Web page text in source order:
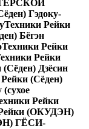
Гэдоку-
Техники Рейки
Бёгэн
Техники Рейки
Рейки
Дзёсин
(Сёден)
Рейки
(ОКУДЭН)
ГЁСИ-